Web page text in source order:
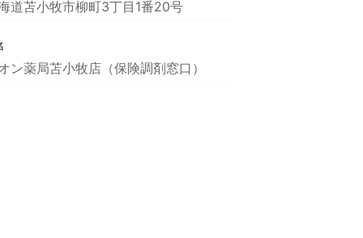
道苫小牧市柳町3丁目1番20号
ン薬局苫小牧店（保険調剤窓口）